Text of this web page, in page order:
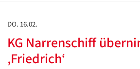
DO. 16.02.
KG Narrenschiff
‚Friedrich‘